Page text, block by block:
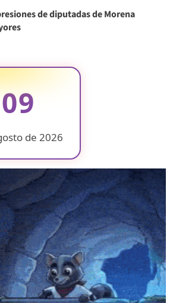
de diputadas de Morena
de 2026
❄
❄